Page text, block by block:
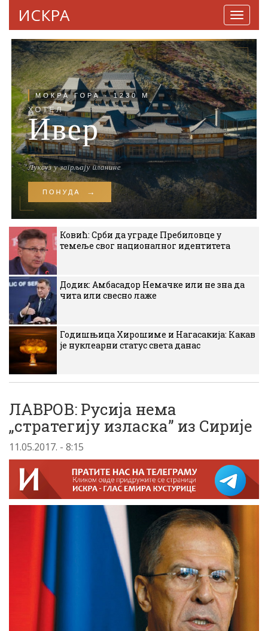
ИСКРА
Ковић: Срби да уграде Пребиловце у
темеље свог националног идентитета
Додик: Амбасадор Немачке или не зна да
чита или свесно лаже
Годишњица Хирошиме и Нагасакија: Какав
је нуклеарни статус света данас
ЛАВРОВ: Русија нема
„стратегију изласка” из Сирије
11.05.2017. - 8:15